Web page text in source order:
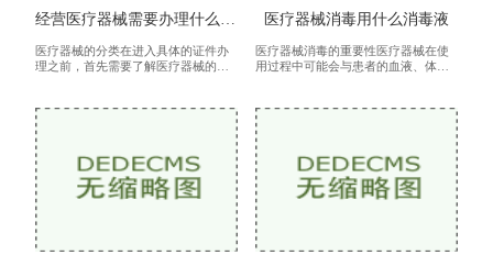
医疗器械的分类在进入具体的证件办
理之前，首先需要了解医疗器械的分
低，仅需进行备案。第二类医疗器
械：
医疗器械消毒用什么消毒液
医疗器械消毒的重要性医疗器械在使
用过程中可能会与患者的血液、体液
进而引发院内感染。根据世界卫生组
织